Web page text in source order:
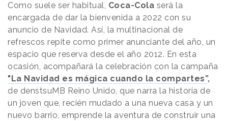
Como suele ser habitual, Coca-Cola será la
encargada de dar la bienvenida a 2022 con su
anuncio de Navidad. Así, la multinacional de
refrescos repite como primer anunciante del año, un
espacio que reserva desde el año 2012. En esta
ocasión, acompañará la celebración con la campaña
"La Navidad es mágica cuando la compartes”,
de denstsuMB Reino Unido, que narra la historia de
un joven que, recién mudado a una nueva casa y un
nuevo barrio, emprende la aventura de construir una